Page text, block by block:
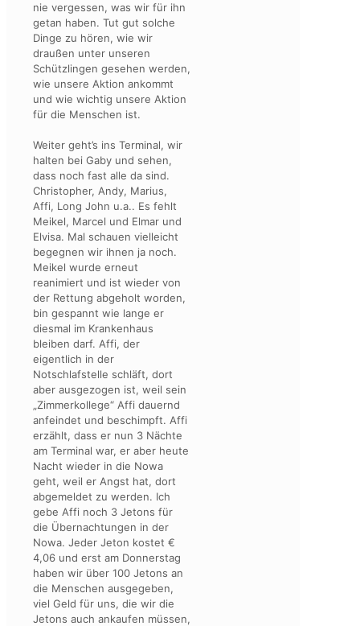
nie vergessen, was wir für ihn
getan haben. Tut gut solche
Dinge zu hören, wie wir
draußen unter unseren
Schützlingen gesehen werden,
wie unsere Aktion ankommt
und wie wichtig unsere Aktion
für die Menschen ist.
Weiter geht’s ins Terminal, wir
halten bei Gaby und sehen,
dass noch fast alle da sind.
Christopher, Andy, Marius,
Affi, Long John u.a.. Es fehlt
Meikel, Marcel und Elmar und
Elvisa. Mal schauen vielleicht
begegnen wir ihnen ja noch.
Meikel wurde erneut
reanimiert und ist wieder von
der Rettung abgeholt worden,
bin gespannt wie lange er
diesmal im Krankenhaus
bleiben darf. Affi, der
eigentlich in der
Notschlafstelle schläft, dort
aber ausgezogen ist, weil sein
„Zimmerkollege“ Affi dauernd
anfeindet und beschimpft. Affi
erzählt, dass er nun 3 Nächte
am Terminal war, er aber heute
Nacht wieder in die Nowa
geht, weil er Angst hat, dort
abgemeldet zu werden. Ich
gebe Affi noch 3 Jetons für
die Übernachtungen in der
Nowa. Jeder Jeton kostet €
4,06 und erst am Donnerstag
haben wir über 100 Jetons an
die Menschen ausgegeben,
viel Geld für uns, die wir die
Jetons auch ankaufen müssen,